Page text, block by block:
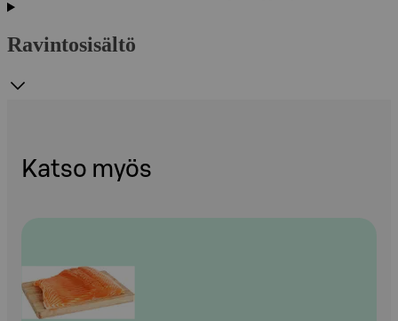
Ravintosisältö
Katso myös